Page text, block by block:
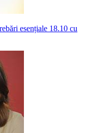
esențiale 18.10 cu